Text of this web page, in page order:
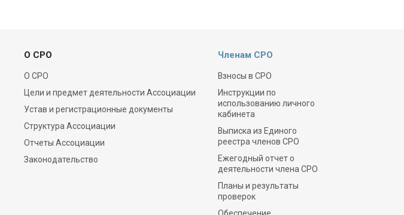
О СРО
О СРО
Цели и предмет деятельности Ассоциации
Устав и регистрационные документы
Структура Ассоциации
Отчеты Ассоциации
Законодательство
Членам СРО
Взносы в СРО
Инструкции по
использованию личного
кабинета
Выписка из Единого
реестра членов СРО
Ежегодный отчет о
деятельности члена СРО
Планы и результаты
проверок